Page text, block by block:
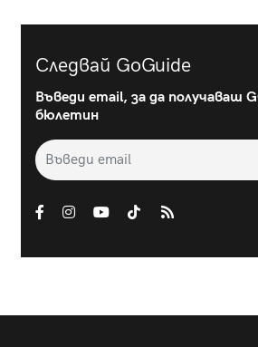
Следвай GoGuide
Въведи email, за да получаваш
бюлетин